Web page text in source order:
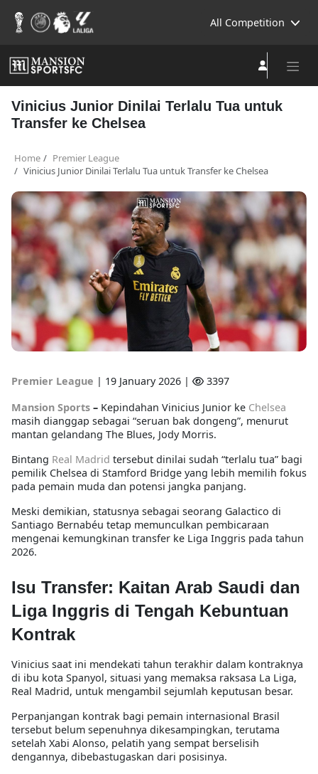
All Competition
Vinicius Junior Dinilai Terlalu Tua untuk
Transfer ke Chelsea
Home
Premier League
Vinicius Junior Dinilai Terlalu Tua untuk Transfer ke Chelsea
Premier League | 19 January 2026 |
3397
Mansion Sports – Kepindahan Vinicius Junior ke Chelsea
masih dianggap sebagai “seruan bak dongeng”, menurut
mantan gelandang The Blues, Jody Morris.
Bintang Real Madrid tersebut dinilai sudah “terlalu tua” bagi
pemilik Chelsea di Stamford Bridge yang lebih memilih fokus
pada pemain muda dan potensi jangka panjang.
Meski demikian, statusnya sebagai seorang Galactico di
Santiago Bernabéu tetap memunculkan pembicaraan
mengenai kemungkinan transfer ke Liga Inggris pada tahun
2026.
Isu Transfer: Kaitan Arab Saudi dan
Liga Inggris di Tengah Kebuntuan
Kontrak
Vinicius saat ini mendekati tahun terakhir dalam kontraknya
di ibu kota Spanyol, situasi yang memaksa raksasa La Liga,
Real Madrid, untuk mengambil sejumlah keputusan besar.
Perpanjangan kontrak bagi pemain internasional Brasil
tersebut belum sepenuhnya dikesampingkan, terutama
setelah Xabi Alonso, pelatih yang sempat berselisih
dengannya, dibebastugaskan dari posisinya.